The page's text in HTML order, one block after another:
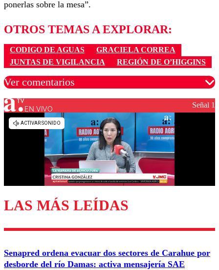
ponerlas sobre la mesa”.
OTROS TEMAS A EXPLORAR:
CODIGO DE AGUAS
GRACIELA CORREA
JUNTAS DE VIGILANCIA
REGIÓN DE O’HIGGINS
Ver comentarios
Los comentarios son moderados para garantizar un
diálogo respetuoso.
Enviar comentario
EN VIVO Señal 1
LAS MÁS LEÍDAS
Senapred ordena evacuar dos sectores de Carahue por
desborde del río Damas: activa mensajería SAE